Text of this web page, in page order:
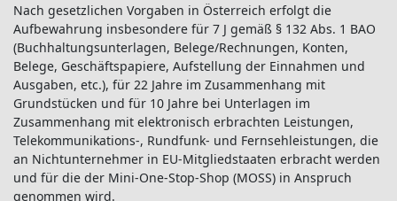
Nach gesetzlichen Vorgaben in Österreich erfolgt die
Aufbewahrung insbesondere für 7 J gemäß § 132 Abs. 1 BAO
(Buchhaltungsunterlagen, Belege/Rechnungen, Konten,
Belege, Geschäftspapiere, Aufstellung der Einnahmen und
Ausgaben, etc.), für 22 Jahre im Zusammenhang mit
Grundstücken und für 10 Jahre bei Unterlagen im
Zusammenhang mit elektronisch erbrachten Leistungen,
Telekommunikations-, Rundfunk- und Fernsehleistungen, die
an Nichtunternehmer in EU-Mitgliedstaaten erbracht werden
und für die der Mini-One-Stop-Shop (MOSS) in Anspruch
genommen wird.